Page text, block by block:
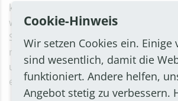
kahlgeschlagen werden. Nun wird sie
wiederbewaldet. Später nutzen und
Schulen das aufgeforstete Waldstück
man mit dem ÖPNV (Bushaltestelle
und dann vom Biohof Apfelbacher
erreicht.
Cookie-Hinweis
Wir setzen Cookies ein. Einige
sind wesentlich, damit die
funktioniert. Andere helfen,
Angebot stetig zu verbessern.